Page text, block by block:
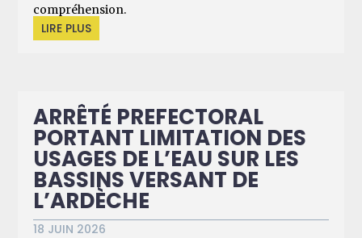
compréhension.
LIRE PLUS
ARRÊTÉ PREFECTORAL
PORTANT LIMITATION DES
USAGES DE L’EAU SUR LES
BASSINS VERSANT DE
L’ARDÈCHE
18 JUIN 2026